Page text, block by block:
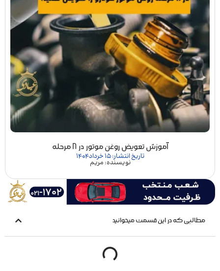
آموزش تعویض روغن موتور در 8 مرحله
تاریخ انتشار: 15 خرداد 1404
نویسنده: مریم
مطالبی که در این قسمت میخوانید